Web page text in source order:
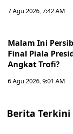
7 Agu 2026, 7:42 AM
Malam Ini
Final Piala
Angkat Trofi?
6 Agu 2026, 9:01 AM
Berita Terkini